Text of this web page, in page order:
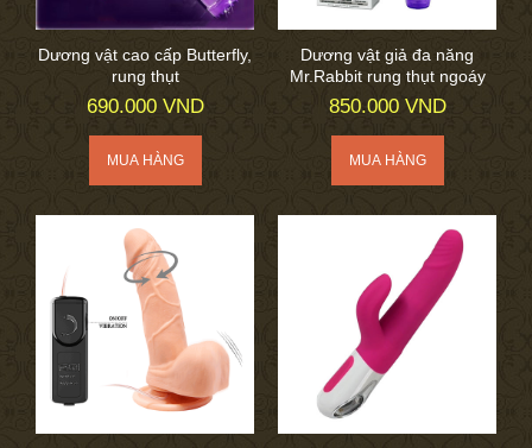
Dương vật cao cấp Butterfly,
rung thụt
690.000 VND
Dương vật giả đa năng
Mr.Rabbit rung thụt ngoáy
850.000 VND